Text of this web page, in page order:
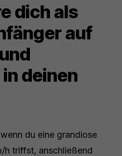
dich als
auf
deinen
du eine grandiose
h triffst, anschließend